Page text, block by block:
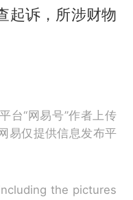
起诉，所涉财物
台“网易号”作者上传
易仅提供信息发布平
the pictures